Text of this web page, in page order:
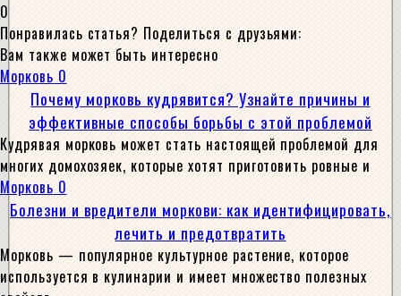
0
Понравилась статья? Поделиться с друзьями:
Вам также может быть интересно
Морковь 0
Почему морковь кудрявится? Узнайте причины и
эффективные способы борьбы с этой проблемой
Кудрявая морковь может стать настоящей проблемой для
многих домохозяек, которые хотят приготовить ровные и
Морковь 0
Болезни и вредители моркови: как идентифицировать,
лечить и предотвратить
Морковь — популярное культурное растение, которое
используется в кулинарии и имеет множество полезных